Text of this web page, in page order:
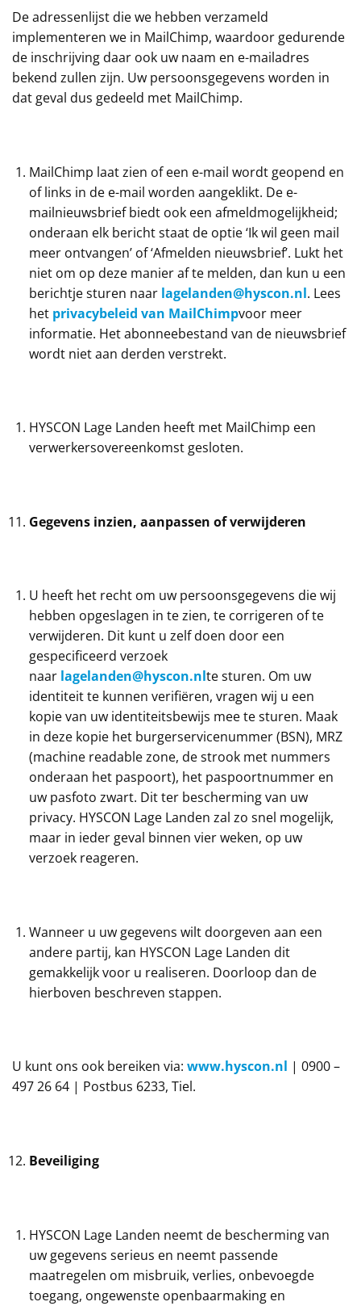
De adressenlijst die we hebben verzameld
implementeren we in MailChimp, waardoor gedurende
de inschrijving daar ook uw naam en e-mailadres
bekend zullen zijn. Uw persoonsgegevens worden in
dat geval dus gedeeld met MailChimp.
MailChimp laat zien of een e-mail wordt geopend en
of links in de e-mail worden aangeklikt. De e-
mailnieuwsbrief biedt ook een afmeldmogelijkheid;
onderaan elk bericht staat de optie ‘Ik wil geen mail
meer ontvangen’ of ‘Afmelden nieuwsbrief’. Lukt het
niet om op deze manier af te melden, dan kun u een
berichtje sturen naar lagelanden@hyscon.nl. Lees
het privacybeleid van MailChimpvoor meer
informatie. Het abonneebestand van de nieuwsbrief
wordt niet aan derden verstrekt.
HYSCON Lage Landen heeft met MailChimp een
verwerkersovereenkomst gesloten.
Gegevens inzien, aanpassen of verwijderen
U heeft het recht om uw persoonsgegevens die wij
hebben opgeslagen in te zien, te corrigeren of te
verwijderen. Dit kunt u zelf doen door een
gespecificeerd verzoek
naar lagelanden@hyscon.nlte sturen. Om uw
identiteit te kunnen verifiëren, vragen wij u een
kopie van uw identiteitsbewijs mee te sturen. Maak
in deze kopie het burgerservicenummer (BSN), MRZ
(machine readable zone, de strook met nummers
onderaan het paspoort), het paspoortnummer en
uw pasfoto zwart. Dit ter bescherming van uw
privacy. HYSCON Lage Landen zal zo snel mogelijk,
maar in ieder geval binnen vier weken, op uw
verzoek reageren.
Wanneer u uw gegevens wilt doorgeven aan een
andere partij, kan HYSCON Lage Landen dit
gemakkelijk voor u realiseren. Doorloop dan de
hierboven beschreven stappen.
U kunt ons ook bereiken via: www.hyscon.nl | 0900 –
497 26 64 | Postbus 6233, Tiel.
Beveiliging
HYSCON Lage Landen neemt de bescherming van
uw gegevens serieus en neemt passende
maatregelen om misbruik, verlies, onbevoegde
toegang, ongewenste openbaarmaking en